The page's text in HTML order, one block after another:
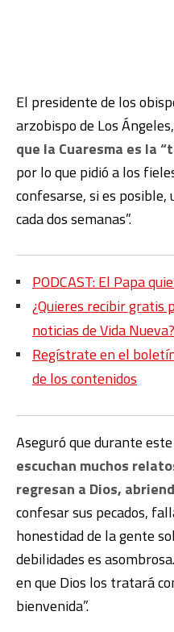
El presidente de los
arzobispo de Los Ángeles,
que la Cuaresma es la
por lo que pidió a los
confesarse, si es posible,
cada dos semanas”.
PODCAST: El Papa
¿Quieres recibir gratis
noticias de Vida
Regístrate en el
de los contenidos
Aseguró que durante
escuchan muchos
regresan a Dios,
confesar sus pecados,
honestidad de la gente
debilidades es
en que Dios los tratará
bienvenida”.